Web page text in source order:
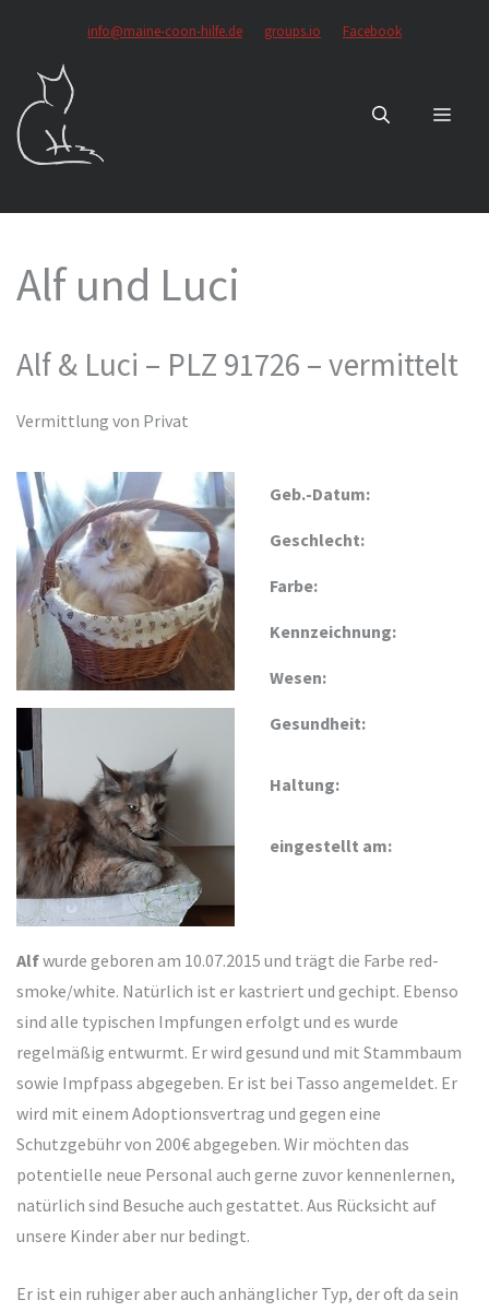
springen
info@maine-coon-hilfe.de groups.io Facebook
Alf und Luci
Alf & Luci – PLZ 91726 – vermittelt
Vermittlung von Privat
Geb.-Datum:
Geschlecht:
Farbe:
Kennzeichnung:
Wesen:
Gesundheit:
Haltung:
eingestellt am:
Alfwurde geboren am 10.07.2015 und trägt die Farbe red-
smoke/white. Natürlich ist er kastriert und gechipt. Ebenso
sind alle typischen Impfungen erfolgt und es wurde
regelmäßig entwurmt. Er wird gesund und mit Stammbaum
sowie Impfpass abgegeben. Er ist bei Tasso angemeldet. Er
wird mit einem Adoptionsvertrag und gegen eine
Schutzgebühr von 200€ abgegeben. Wir möchten das
potentielle neue Personal auch gerne zuvor kennenlernen,
natürlich sind Besuche auch gestattet. Aus Rücksicht auf
unsere Kinder aber nur bedingt.
Er ist ein ruhiger aber auch anhänglicher Typ, der oft da sein